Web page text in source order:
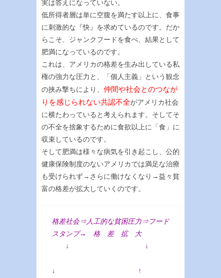
実は答えになっていない。
低所得者層は単に空腹を満たす以上に、食事
に刺激的な『快』を求めているのです。だか
らこそ、ジャンクフードを食べ、結果として
肥満になっているのです。
これは、アメリカの格差を生み出している私
権の強力な圧力と、「個人主義」という観念
の挟み撃ちにより、 仲間や社会とのつなが
りを感じられない共認不全がアメリカ社会
に横たわっていると考えられます。そしてそ
の不全を捨象するために食欲以上に「食」に
収束しているのです。
そして肥満は様々な病気を引き起こし、公的
健康保険制度のないアメリカでは満足な治療
も受けられず→さらに働けなくなり→益々貧
富の格差が拡大していくのです。
格差社会⇒人工的な貧困圧力⇒フード
スタンプ→ 格 差 拡 大
↓ ↓
↓ ↑